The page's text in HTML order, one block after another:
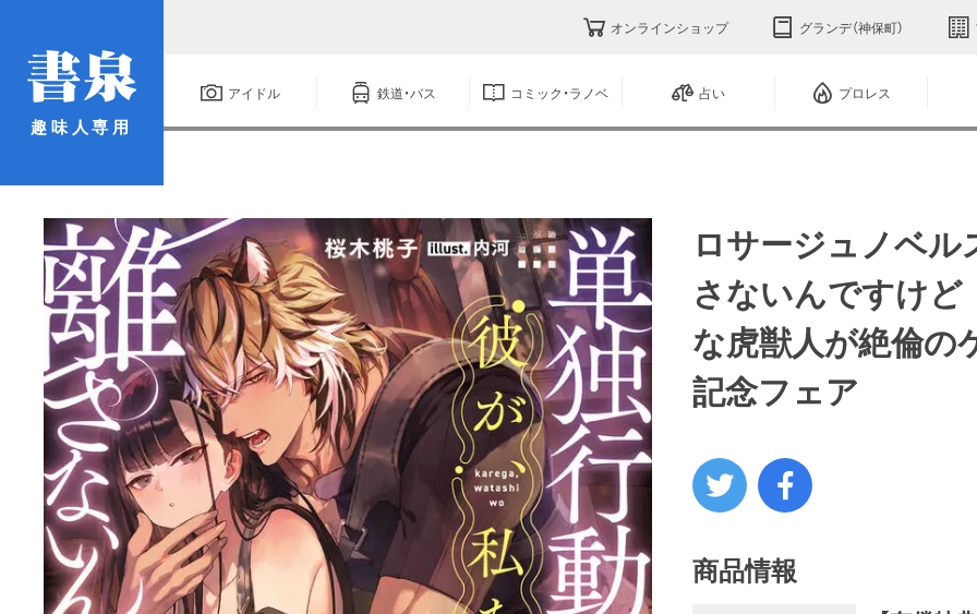
趣味人専用
オンラインショップ グランデ（神保町）
アイドル 鉄道・バス コミック・ラノベ 占い プロレス
ロサージュノベル
さないんですけ
な虎獣人が絶倫の
記念フェア
商品情報